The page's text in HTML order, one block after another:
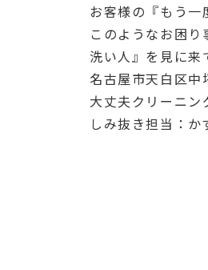
お客様の『もう一
このようなお困
洗い人』を見に
名古屋市天白区中
大丈夫クリーニン
しみ抜き担当：